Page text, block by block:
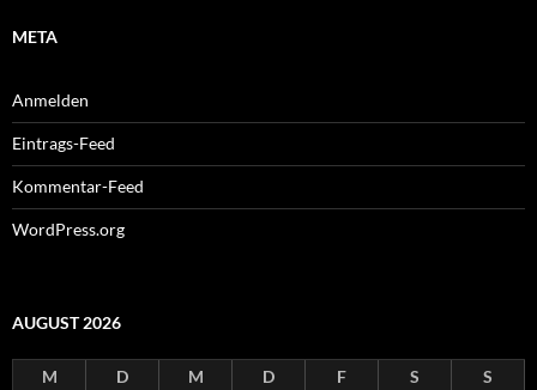
META
Anmelden
Eintrags-Feed
Kommentar-Feed
WordPress.org
AUGUST 2026
M D M D F S
S